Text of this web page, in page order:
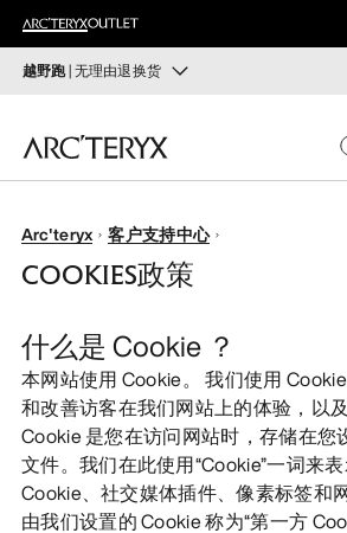
越野跑| 无理由退换货
打造全套越野跑装备
无理由退换货
改变主意了？ 30天内购买的符合条件
女士
鞋履
装备
VEILANCE
装备
VEILANCE
Arc'teryx 客户支持中心
COOKIES政策
什么是 Cookie ？
本网站使用 Cookie。 我们使用
和改善访客在我们网站上的体验，以
Cookie 是您在访问网站时，存储在您
文件。我们在此使用“Cookie”一词来
Cookie、社交媒体插件、像素标签和
由我们设置的 Cookie 称为“第一方